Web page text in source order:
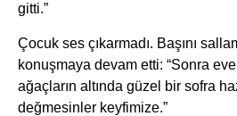
gitti.”
Çocuk ses çıkarmadı. Başını
konuşmaya devam etti: “Sonra
ağaçların altında güzel bir sofra
değmesinler keyfimize.”